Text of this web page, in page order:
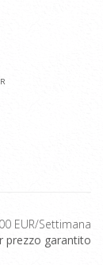
EUR/Settimana
prezzo garantito